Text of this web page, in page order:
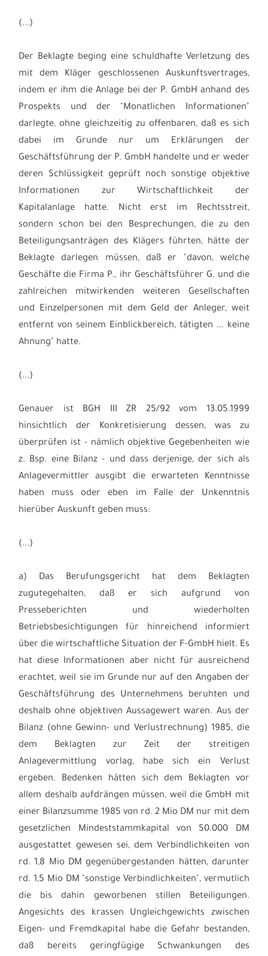
(...)
Der Beklagte beging eine schuldhafte Verletzung des
mit dem Kläger geschlossenen Auskunftsvertrages,
indem er ihm die Anlage bei der P. GmbH anhand des
Prospekts und der "Monatlichen Informationen"
darlegte, ohne gleichzeitig zu offenbaren, daß es sich
dabei im Grunde nur um Erklärungen der
Geschäftsführung der P. GmbH handelte und er weder
deren Schlüssigkeit geprüft noch sonstige objektive
Informationen zur Wirtschaftlichkeit der
Kapitalanlage hatte. Nicht erst im Rechtsstreit,
sondern schon bei den Besprechungen, die zu den
Beteiligungsanträgen des Klägers führten, hätte der
Beklagte darlegen müssen, daß er "davon, welche
Geschäfte die Firma P., ihr Geschäftsführer G. und die
zahlreichen mitwirkenden weiteren Gesellschaften
und Einzelpersonen mit dem Geld der Anleger, weit
entfernt von seinem Einblickbereich, tätigten ... keine
Ahnung" hatte.
(...)
Genauer ist BGH III ZR 25/92 vom 13.05.1999
hinsichtlich der Konkretisierung dessen, was zu
überprüfen ist - nämlich objektive Gegebenheiten wie
z. Bsp. eine Bilanz - und dass derjenige, der sich als
Anlagevermittler ausgibt die erwarteten Kenntnisse
haben muss oder eben im Falle der Unkenntnis
hierüber Auskunft geben muss:
(...)
a) Das Berufungsgericht hat dem Beklagten
zugutegehalten, daß er sich aufgrund von
Presseberichten und wiederholten
Betriebsbesichtigungen für hinreichend informiert
über die wirtschaftliche Situation der F-GmbH hielt. Es
hat diese Informationen aber nicht für ausreichend
erachtet, weil sie im Grunde nur auf den Angaben der
Geschäftsführung des Unternehmens beruhten und
deshalb ohne objektiven Aussagewert waren. Aus der
Bilanz (ohne Gewinn- und Verlustrechnung) 1985, die
dem Beklagten zur Zeit der streitigen
Anlagevermittlung vorlag, habe sich ein Verlust
ergeben. Bedenken hätten sich dem Beklagten vor
allem deshalb aufdrängen müssen, weil die GmbH mit
einer Bilanzsumme 1985 von rd. 2 Mio DM nur mit dem
gesetzlichen Mindeststammkapital von 50.000 DM
ausgestattet gewesen sei, dem Verbindlichkeiten von
rd. 1,8 Mio DM gegenübergestanden hätten, darunter
rd. 1,5 Mio DM "sonstige Verbindlichkeiten", vermutlich
die bis dahin geworbenen stillen Beteiligungen.
Angesichts des krassen Ungleichgewichts zwischen
Eigen- und Fremdkapital habe die Gefahr bestanden,
daß bereits geringfügige Schwankungen des